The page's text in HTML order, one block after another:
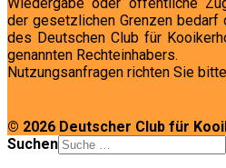
der gesetzlichen Grenzen bedarf
des Deutschen Club für
genannten Rechteinhabers.
Nutzungsanfragen richten Sie
© 2026 Deutscher Club für
Suchen